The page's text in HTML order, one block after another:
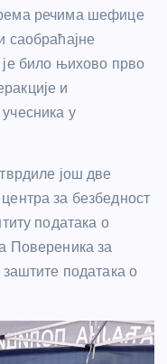
речима шефице
саобраћајне
било њихово прво
и
у
још две
за безбедност
података о
Повереника за
података о